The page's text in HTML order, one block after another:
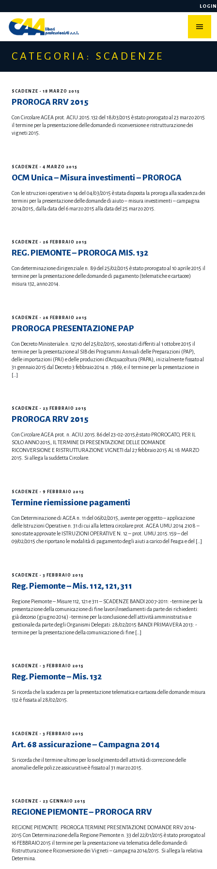
to
content
LOGIN
CATEGORIA: SCADENZE
SCADENZE - 18 MARZO 2015
PROROGA RRV 2015
Con Circolare AGEA prot. ACIU.2015.132 del 18/03/2015 è stato prorogato al 23 marzo 2015
il termine per la presentazione delle domande di riconversione e ristrutturazione dei
vigneti 2015.
SCADENZE - 4 MARZO 2015
OCM Unica – Misura investimenti – PROROGA
Con le istruzioni operative n 14 del 04/03/2015 è stata disposta la proroga alla scadenza dei
termini per la presentazione delle domande di aiuto – misura investimenti – campagna
2014/2015, dalla data del 6 marzo 2015 alla data del 25 marzo 2015.
SCADENZE - 26 FEBBRAIO 2015
REG. PIEMONTE – PROROGA MIS. 132
Con determinazione dirigenziale n. 89 del 25/02/2015 è stato prorogato al 10 aprile 2015 il
termine per la presentazione delle domande di pagamento (telematiche e cartacee)
misura 132, anno 2014.
SCADENZE - 26 FEBBRAIO 2015
PROROGA PRESENTAZIONE PAP
Con Decreto Ministeriale n. 12710 del 25/02/2015, sono stati differiti al 1 ottobre 2015 il
termine per la presentazione al SIB dei Programmi Annuali delle Preparazioni (PAP),
delle importazioni (PAI) e delle produzioni d’Acquacoltura (PAPA), inizialmente fissato al
31 gennaio 2015 dal Decreto 3 febbraio 2014 n. 7869, e il termine per la presentazione in
[…]
SCADENZE - 23 FEBBRAIO 2015
PROROGA RRV 2015
Con Circolare AGEA prot. n. ACIU.2015.86 del 23-02-2015,è stato PROROGATO, PER IL
SOLO ANNO 2015, IL TERMINE DI PRESENTAZIONE DELLE DOMANDE
RICONVERSIONE E RISTRUTTURAZIONE VIGNETI dal 27 febbraio 2015 AL 18 MARZO
2015. Si allega la suddetta Circolare.
SCADENZE - 9 FEBBRAIO 2015
Termine riemissione pagamenti
Con Determinazione di AGEA n. 11 del 06/02/2015, avente per oggetto – applicazione
delle Istruzioni Operative n. 31 di cui alla lettera circolare prot. AGEA UMU.2014.2108 –
sono state approvate le ISTRUZIONI OPERATIVE N. 12 – prot. UMU.2015.159 – del
09/02/2015 che riportano le modalità di pagamento degli aiuti a carico del Feaga e del […]
SCADENZE - 3 FEBBRAIO 2015
Reg. Piemonte – Mis. 112, 121, 311
Regione Piemonte – Misure 112, 121 e 311 – SCADENZE BANDI 2007-2011: -termine per la
presentazione della comunicazione di fine lavori/insediamenti da parte dei richiedenti:
già decorso (giugno 2014) -termine per la conclusione dell attività amministrativa e
gestionale da parte degli Organismi Delegati: 28/02/2015 BANDI PRIMAVERA 2013: -
termine per la presentazione della comunicazione di fine […]
SCADENZE - 3 FEBBRAIO 2015
Reg. Piemonte – Mis. 132
Si ricorda che la scadenza per la presentazione telematica e cartacea delle domande misura
132 è fissata al 28/02/2015.
SCADENZE - 3 FEBBRAIO 2015
Art. 68 assicurazione – Campagna 2014
Si ricorda che il termine ultimo per lo svolgimento dell attività di correzione delle
anomalie delle polizze assicurative è fissato al 31 marzo 2015.
SCADENZE - 23 GENNAIO 2015
REGIONE PIEMONTE – PROROGA RRV
REGIONE PIEMONTE: PROROGA TERMINE PRESENTAZIONE DOMANDE RRV 2014-
2015 Con Determinazione della Regione Piemonte n. 33 del 22/01/2015 è stato prorogato al
16 FEBBRAIO 2015 il termine per la presentazione via telematica delle domande di
Ristrutturazione e Riconversione dei Vigneti – campagna 2014/2015. Si allega la relativa
Determina.